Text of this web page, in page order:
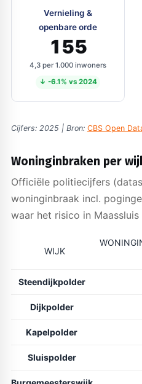
Vernieling &
openbare orde
155
4,3 per 1.000 inwoners
↓ -6.1% vs 2024
Cijfers: 2025 | Bron: CBS Open
Woninginbraken per
Officiële politiecijfers
woninginbraak incl.
waar het risico in
WIJK
Steendijkpolder
Dijkpolder
Kapelpolder
Sluispolder